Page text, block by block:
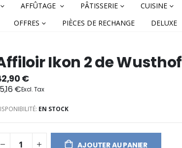
AFFÛTAGE PÂTISSERIE CUISINE
OFFRES PIÈCES DE RECHANGE DELUXE
Ikon 2 de Wusthof
€
€
EN STOCK
AJOUTER AU PANIER